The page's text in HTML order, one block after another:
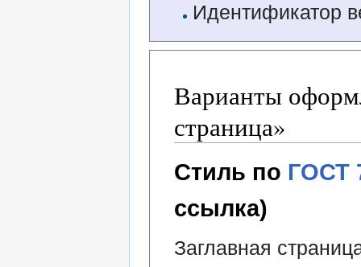
Идентификатор
Варианты
страница»
Стиль по ГОСТ
ссылка)
Заглавная